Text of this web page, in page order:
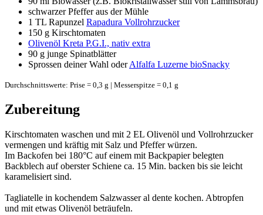
schwarzer Pfeffer aus der Mühle
1 TL Rapunzel Rapadura Vollrohrzucker
150 g Kirschtomaten
Olivenöl Kreta P.G.I., nativ extra
90 g junge Spinatblätter
Sprossen deiner Wahl oderAlfalfa Luzerne bioSnacky
Durchschnittswerte: Prise = 0,3 g | Messerspitze = 0,1 g
Zubereitung
Kirschtomaten waschen und mit 2 EL Olivenöl und Vollrohrzucker
vermengen und kräftig mit Salz und Pfeffer würzen.
Im Backofen bei 180°C auf einem mit Backpapier belegten
Backblech auf oberster Schiene ca. 15 Min. backen bis sie leicht
karamelisiert sind.
Tagliatelle in kochendem Salzwasser al dente kochen. Abtropfen
und mit etwas Olivenöl beträufeln.